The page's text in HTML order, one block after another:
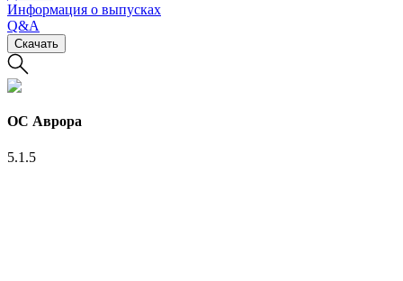
Информация о выпусках
Q&A
Скачать
ОС Аврора
5.1.5